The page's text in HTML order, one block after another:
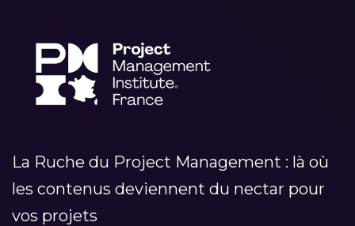
La Ruche du Project Management : là où
les contenus deviennent du nectar pour
vos projets